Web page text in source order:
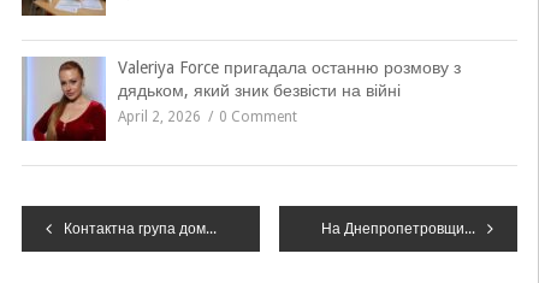
Valeriya Force пригадала останню розмову з
дядьком, який зник безвісти на війні
April 2, 2026 0 Comment
Навігація
Контактна група домовилася про обмін утримуваними на Донбасі до кінця року На Днепропетровщине поймали двух мужчин, которые незаконно спилили более 20-ти деревьев